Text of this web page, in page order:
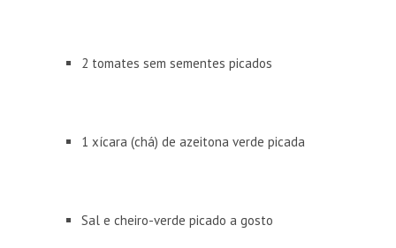
2 tomates sem sementes picados
1 xícara (chá) de azeitona verde picada
Sal e cheiro-verde picado a gosto